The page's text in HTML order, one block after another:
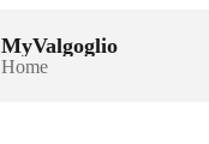
MyValgoglio
Home